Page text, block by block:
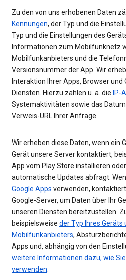
Zu den von uns erhobenen Daten
Kennungen, der Typ und die
Typ und die Einstellungen des
Informationen zum Mobilfunknetz
Mobilfunkanbieters und die
Versionsnummer der App. Wir
Interaktion Ihrer Apps, Browser und
Diensten. Hierzu zählen u. a. die IP-
Systemaktivitäten sowie das
Verweis-URL Ihrer Anfrage.
Wir erheben diese Daten, wenn ein
Gerät unsere Server kontaktiert,
App vom Play Store installieren
automatische Updates abfragt.
Google Apps verwenden,
Google-Server, um Daten über Ihr
unseren Diensten bereitzustellen.
beispielsweise der Typ Ihres Geräts
Mobilfunkanbieters,
Apps und, abhängig von den
weitere Informationen dazu, wie
verwenden.